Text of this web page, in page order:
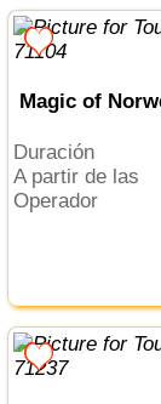
Magic of
Duración
a partir de las
Operador